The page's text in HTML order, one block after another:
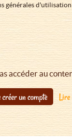
générales d'utilisation
accéder au
créer un compte Lire